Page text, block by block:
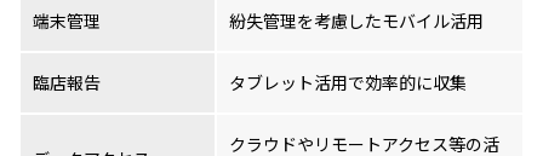
端末管理 紛失管理を考慮したモバイル活用
臨店報告 タブレット活用で効率的に収集
クラウドやリモートアクセス等の活